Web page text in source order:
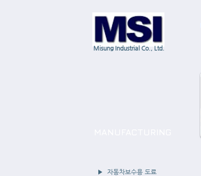
Misung Industrial Co., Ltd.
▶ 자동차보수용 도료